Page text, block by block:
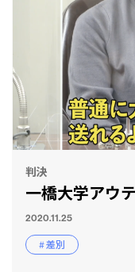
CLP 市民
判決
一橋大学アウ
2020.11.25
# 差別